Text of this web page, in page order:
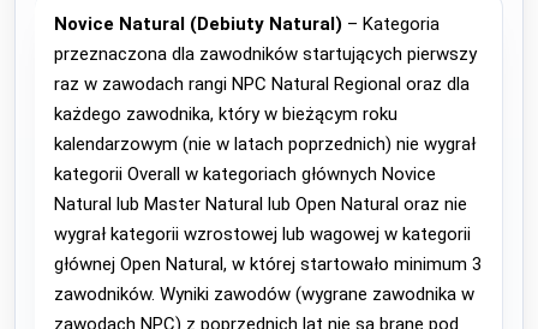
Novice Natural (Debiuty Natural) – Kategoria
przeznaczona dla zawodników startujących pierwszy
raz w zawodach rangi NPC Natural Regional oraz dla
każdego zawodnika, który w bieżącym roku
kalendarzowym (nie w latach poprzednich) nie wygrał
kategorii Overall w kategoriach głównych Novice
Natural lub Master Natural lub Open Natural oraz nie
wygrał kategorii wzrostowej lub wagowej w kategorii
głównej Open Natural, w której startowało minimum 3
zawodników. Wyniki zawodów (wygrane zawodnika w
zawodach NPC) z poprzednich lat nie są brane pod